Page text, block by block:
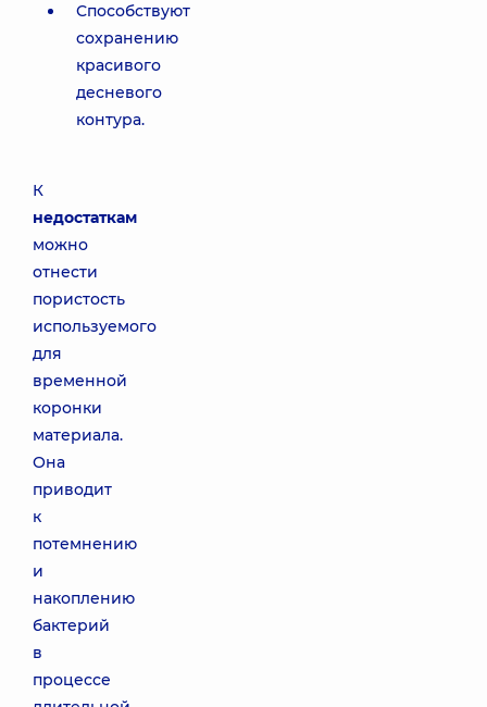
Способствуют
сохранению
красивого
десневого
контура.
К
недостаткам
можно
отнести
пористость
используемого
для
временной
коронки
материала.
Она
приводит
к
потемнению
и
накоплению
бактерий
в
процессе